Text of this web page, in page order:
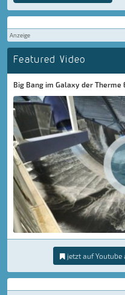
Anzeige
Featured Video
Big Bang im Galaxy der Therme
jetzt auf Youtube